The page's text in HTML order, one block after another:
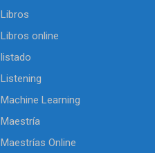
Libros
Libros online
listado
Listening
Machine Learning
Maestría
Maestrías Online